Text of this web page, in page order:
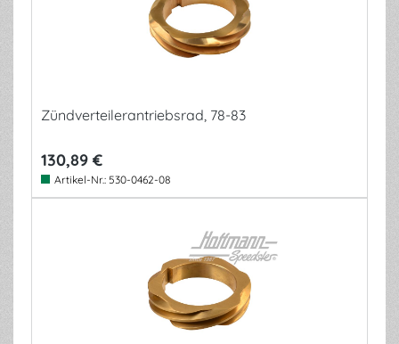
Zündverteilerantriebsrad, 78-83
130,89 €
Artikel-Nr.: 530-0462-08